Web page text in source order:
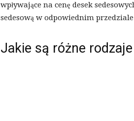
wpływające na cenę desek
sedesową w odpowiednim
Jakie są różne